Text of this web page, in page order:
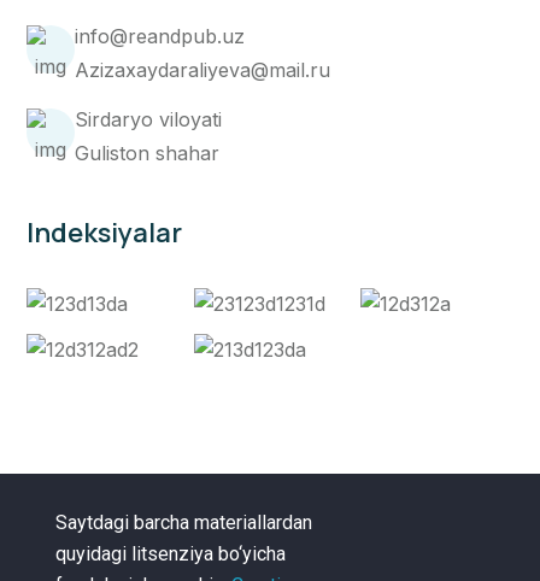
info@reandpub.uz
Azizaxaydaraliyeva@mail.ru
Sirdaryo viloyati
Guliston shahar
Indeksiyalar
Saytdagi barcha materiallardan
quyidagi litsenziya bo‘yicha